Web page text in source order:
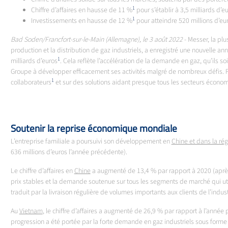
Chiffre d’affaires en hausse de 11 %1pour s’établir à 3,5 milliards
Investissements en hausse de 12 %1pour atteindre 520 millions
Bad Soden/Francfort-sur-le-Main (Allemagne), le 3 août 2022- Messer, la
production et la distribution de gaz industriels, a enregistré une nouvelle
milliards d’euros1. Cela reflète l’accélération de la demande en gaz, qu’ils
Groupe à développer efficacement ses activités malgré de nombreux défis.
collaborateurs1et sur des solutions aidant presque tous les secteurs
Soutenir la reprise économique mondiale
L’entreprise familiale a poursuivi son développement enChine et dans la
636 millions d’euros l’année précédente).
Le chiffre d’affaires enChinea augmenté de 13,4 % par rapport à 2020
prix stables et la demande soutenue sur tous les segments de marché qui
traduit par la livraison régulière de volumes importants aux clients de
AuVietnam, le chiffre d’affaires a augmenté de 26,9 % par rapport à
progression a été portée par la forte demande en gaz industriels sous